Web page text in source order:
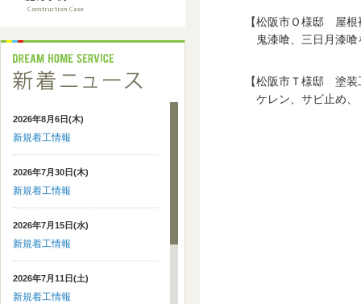
2026年8月6日(木)
新規着工情報
2026年7月30日(木)
新規着工情報
2026年7月15日(水)
新規着工情報
2026年7月11日(土)
新規着工情報
【松阪市Ｏ様邸 屋根
鬼漆喰、三日月漆喰
【松阪市Ｔ様邸 塗装
ケレン、サビ止め、